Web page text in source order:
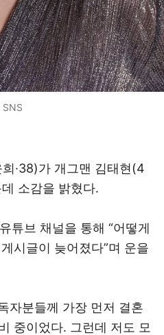
SNS
·38)가 개그맨 김태현(4
소감을 밝혔다.
튜브 채널을 통해 “어떻게
시글이 늦어졌다”며 운을
자분들께 가장 먼저 결혼
중이었다. 그런데 저도 모